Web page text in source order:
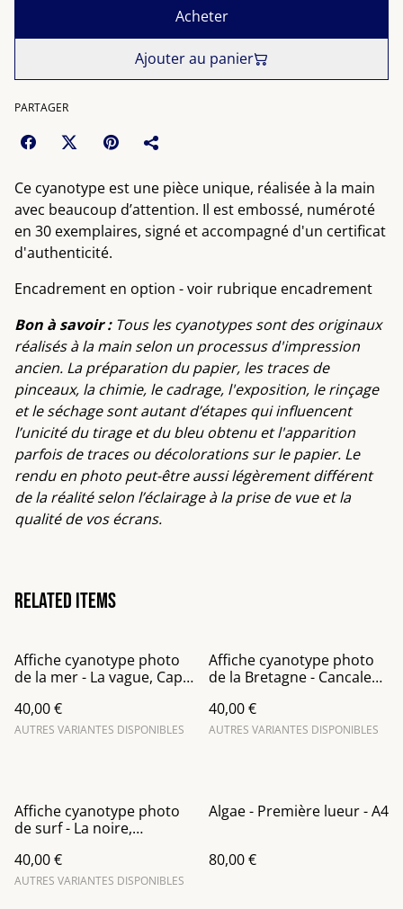
Acheter
Ajouter au panier
PARTAGER
Ce cyanotype est une pièce unique, réalisée à la main
avec beaucoup d’attention. Il est embossé, numéroté
en 30 exemplaires, signé et accompagné d'un certificat
d'authenticité.
Encadrement en option - voir rubrique encadrement
Bon à savoir : Tous les cyanotypes sont des originaux
réalisés à la main selon un processus d'impression
ancien. La préparation du papier, les traces de
pinceaux, la chimie, le cadrage, l'exposition, le rinçage
et le séchage sont autant d’étapes qui influencent
l’unicité du tirage et du bleu obtenu et l'apparition
parfois de traces ou décolorations sur le papier. Le
rendu en photo peut-être aussi légèrement différent
de la réalité selon l’éclairage à la prise de vue et la
qualité de vos écrans.
Related items
Affiche cyanotype photo
de la mer - La vague, Cap
40,00 €
AUTRES VARIANTES DISPONIBLES
Affiche cyanotype photo
de la Bretagne - Cancale
40,00 €
AUTRES VARIANTES DISPONIBLES
Affiche cyanotype photo
de surf - La noire,
40,00 €
AUTRES VARIANTES DISPONIBLES
Algae - Première lueur - A4
80,00 €